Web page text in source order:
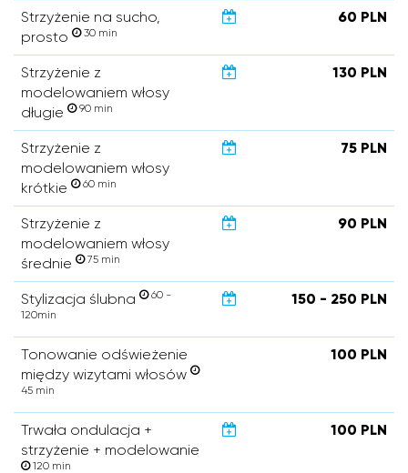
Strzyżenie na sucho,
prosto
30 min
60 PLN
Strzyżenie z
modelowaniem włosy
długie
90 min
130 PLN
Strzyżenie z
modelowaniem włosy
krótkie
60 min
75 PLN
Strzyżenie z
modelowaniem włosy
średnie
75 min
90 PLN
Stylizacja ślubna
60 -
120min
150 - 250 PLN
Tonowanie odświeżenie
między wizytami włosów
45 min
100 PLN
Trwała ondulacja +
strzyżenie + modelowanie
120 min
100 PLN